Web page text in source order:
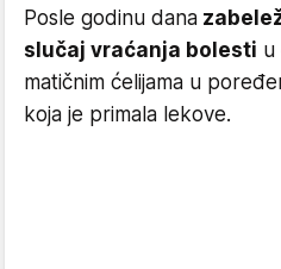
Posle godinu dana
slučaj vraćanja bolesti u
matičnim ćelijama u
koja je primala lekove.